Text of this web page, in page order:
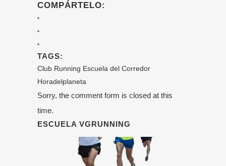
COMPÁRTELO:
TAGS:
Club Running Escuela del Corredor
Horadelplaneta
Sorry, the comment form is closed at this
time.
ESCUELA VGRUNNING